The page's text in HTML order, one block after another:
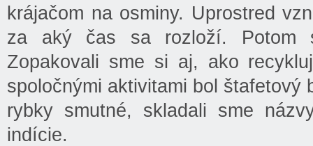
krájačom na osminy. Uprostred
za aký čas sa rozloží. Potom
Zopakovali sme si aj, ako
spoločnými aktivitami bol štafetový
rybky smutné, skladali sme
indície.